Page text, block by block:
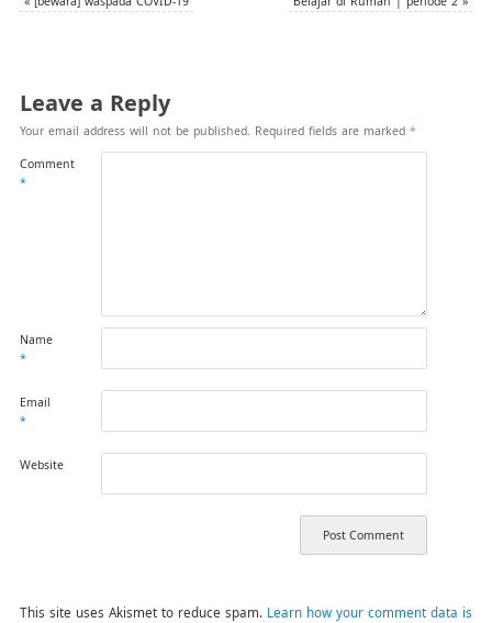
Leave a Reply
Your email address will not be published. Required fields are marked *
Comment
*
Name
*
Email
*
Website
This site uses Akismet to reduce spam. Learn how your comment data is